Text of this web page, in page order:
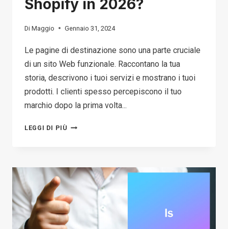
Shopify in 2026?
Di Maggio Gennaio 31, 2024
Le pagine di destinazione sono una parte cruciale
di un sito Web funzionale. Raccontano la tua
storia, descrivono i tuoi servizi e mostrano i tuoi
prodotti. I clienti spesso percepiscono il tuo
marchio dopo la prima volta...
LEGGI DI PIÙ PAGEFLY
THIS
PAGE
BUILDER
GOOD
FOR